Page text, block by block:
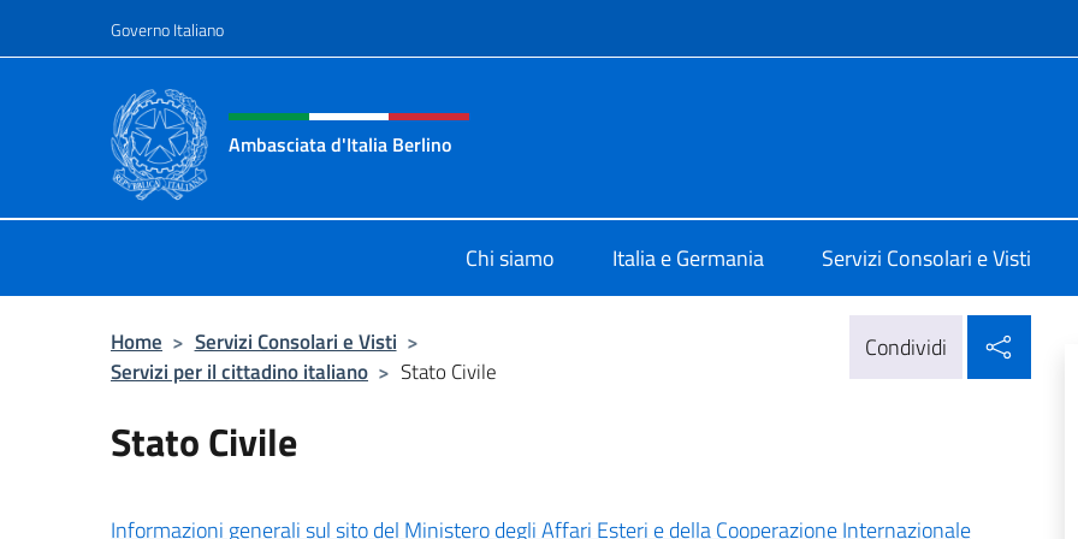
Governo Italiano
Intestazione sito, social e menù
Ambasciata d'Italia Berlino
Chi siamo Italia e Germania Servizi Consolari e Visti
Home > Servizi Consolari e Visti >
Servizi per il cittadino italiano > Stato Civile
Condividi
Stato Civile
Informazioni generali sul sito del Ministero degli Affari Esteri e della Cooperazione Internazionale